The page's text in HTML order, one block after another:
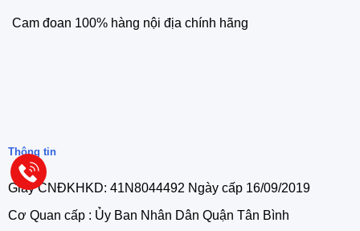
Cam đoan 100% hàng nội địa chính hãng
Thông tin
Giấy CNĐKHKD: 41N8044492 Ngày cấp 16/09/2019
Cơ Quan cấp : Ủy Ban Nhân Dân Quận Tân Bình